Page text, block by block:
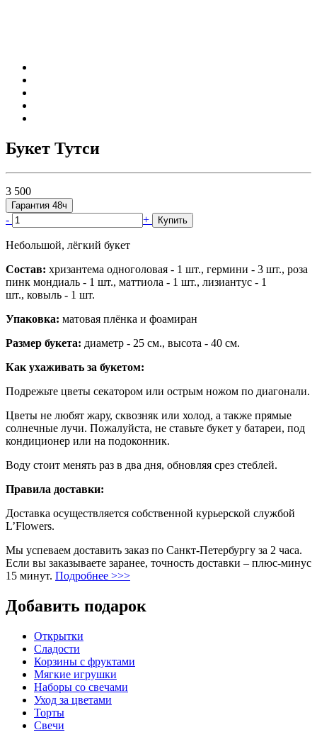
Букет Тутси
3 500
Гарантия 48ч
- + Купить
Небольшой, лёгкий букет
Состав: хризантема одноголовая - 1 шт., гермини - 3 шт., роза
пинк мондиаль - 1 шт., маттиола - 1 шт., лизиантус - 1
шт., ковыль - 1 шт.
Упаковка: матовая плёнка и фоамиран
Размер букета: диаметр - 25 см., высота - 40 см.
Как ухаживать за букетом:
Подрежьте цветы секатором или острым ножом по диагонали.
Цветы не любят жару, сквозняк или холод, а также прямые
солнечные лучи. Пожалуйста, не ставьте букет у батареи, под
кондиционер или на подоконник.
Воду стоит менять раз в два дня, обновляя срез стеблей.
Правила доставки:
Доставка осуществляется собственной курьерской службой
L’Flowers.
Мы успеваем доставить заказ по Санкт-Петербургу за 2 часа.
Если вы заказываете заранее, точность доставки – плюс-минус
15 минут. Подробнее >>>
Добавить подарок
Открытки
Сладости
Корзины с фруктами
Мягкие игрушки
Наборы со свечами
Уход за цветами
Торты
Свечи